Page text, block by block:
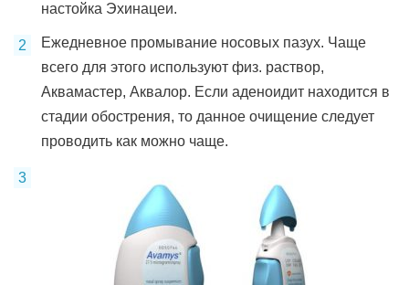
настойка Эхинацеи.
Ежедневное промывание носовых пазух. Чаще
всего для этого используют физ. раствор,
Аквамастер, Аквалор. Если аденоидит находится в
стадии обострения, то данное очищение следует
проводить как можно чаще.